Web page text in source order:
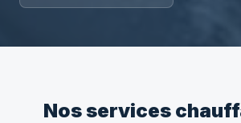
Nos services